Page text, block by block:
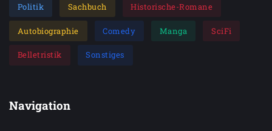
Politik Sachbuch Historische-Romane
Autobiographie Comedy Manga SciFi
Belletristik Sonstiges
Navigation